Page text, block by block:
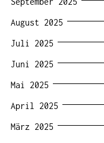
August 2025
Juli 2025
Juni 2025
Mai 2025
April 2025
März 2025